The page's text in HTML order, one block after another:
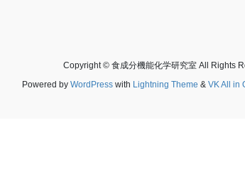
Copyright © 食成分機能化学研究室 All Rights
Powered by WordPresswith Lightning Theme & VK All in